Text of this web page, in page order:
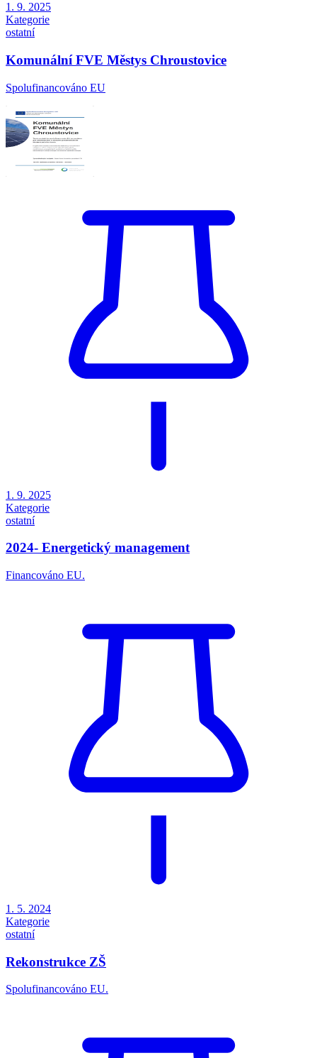
1. 9. 2025
Kategorie
ostatní
Komunální FVE Městys Chroustovice
Spolufinancováno EU
1. 9. 2025
Kategorie
ostatní
2024- Energetický management
Financováno EU.
1. 5. 2024
Kategorie
ostatní
Rekonstrukce ZŠ
Spolufinancováno EU.